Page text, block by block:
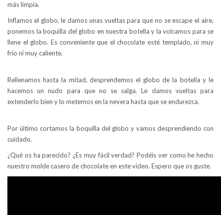
más limpia.
Inflamos el globo, le damos unas vueltas para que no se escape el aire,
ponemos la boquilla del globo en nuestra botella y la volcamos para se
llene el globo. Es conveniente que el chocolate esté templado, ni muy
frío ni muy caliente.
Rellenamos hasta la mitad, desprendemos el globo de la botella y le
hacemos un nudo para que no se salga. Le damos vueltas para
extenderlo bien y lo metemos en la nevera hasta que se endurezca.
Por último cortamos la boquilla del globo y vamos desprendiendo con
cuidado.
¿Qué os ha parecido? ¿Es muy fácil verdad? Podéis ver como he hecho
nuestro molde casero de chocolate en este vídeo. Espero que os guste.